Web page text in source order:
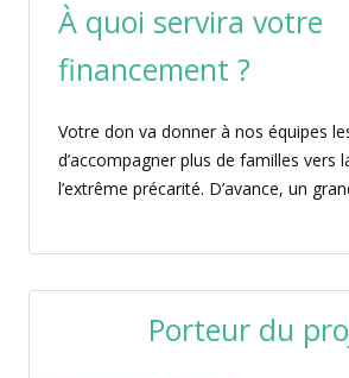
À quoi servira votre
financement ?
Votre don va donner à nos équipes
d’accompagner plus de familles vers
l’extrême précarité. D’avance, un
Porteur du